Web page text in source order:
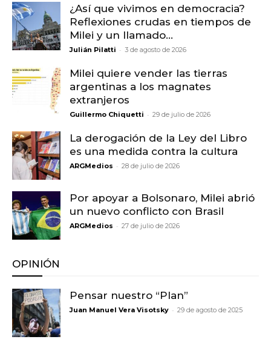
¿Así que vivimos en democracia?
Reflexiones crudas en tiempos de
Milei y un llamado...
Julián Pilatti - 3 de agosto de 2026
Milei quiere vender las tierras
argentinas a los magnates
extranjeros
Guillermo Chiquetti - 29 de julio de 2026
La derogación de la Ley del Libro
es una medida contra la cultura
ARGMedios - 28 de julio de 2026
Por apoyar a Bolsonaro, Milei abrió
un nuevo conflicto con Brasil
ARGMedios - 27 de julio de 2026
OPINIÓN
Pensar nuestro “Plan”
Juan Manuel Vera Visotsky - 29 de agosto de 2025